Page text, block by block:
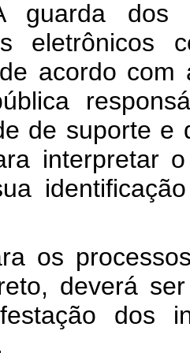
dos
eletrônicos
acordo com
de suporte e
interpretar
os
deverá
dos